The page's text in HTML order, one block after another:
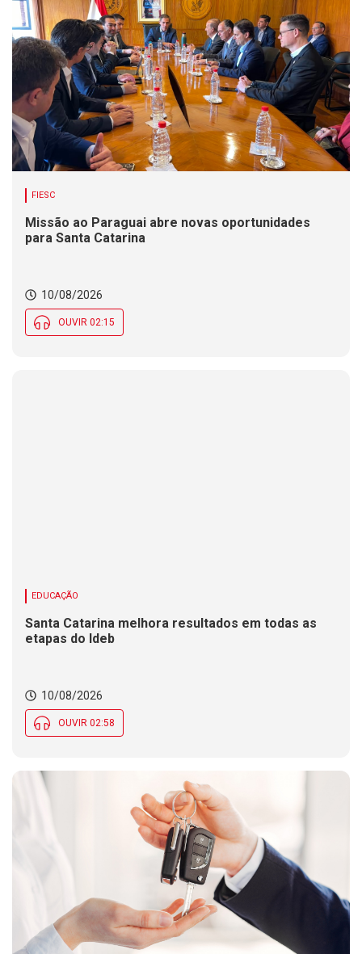
FIESC
Missão ao Paraguai abre novas oportunidades
para Santa Catarina
10/08/2026
OUVIR 02:15
EDUCAÇÃO
Santa Catarina melhora resultados em todas as
etapas do Ideb
10/08/2026
OUVIR 02:58